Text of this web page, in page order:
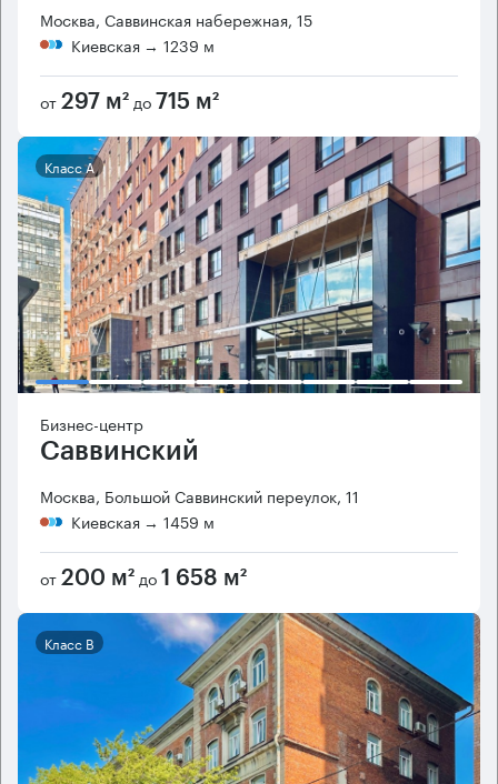
Москва, Саввинская набережная, 15
Киевская → 1239 м
от 297 м² до 715 м²
Класс А
Бизнес-центр
Саввинский
Москва, Большой Саввинский переулок, 11
Киевская → 1459 м
от 200 м² до 1 658 м²
Класс B